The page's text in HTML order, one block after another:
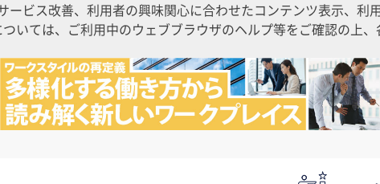
ービス改善、利用者の興味関心に合わせたコンテンツ表示、
いては、ご利用中のウェブブラウザのヘルプ等をご確認の上、